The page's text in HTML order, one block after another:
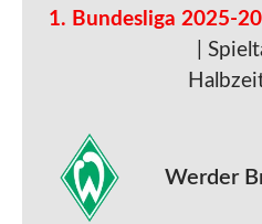
1. Bundesliga 2025-
|
Werder